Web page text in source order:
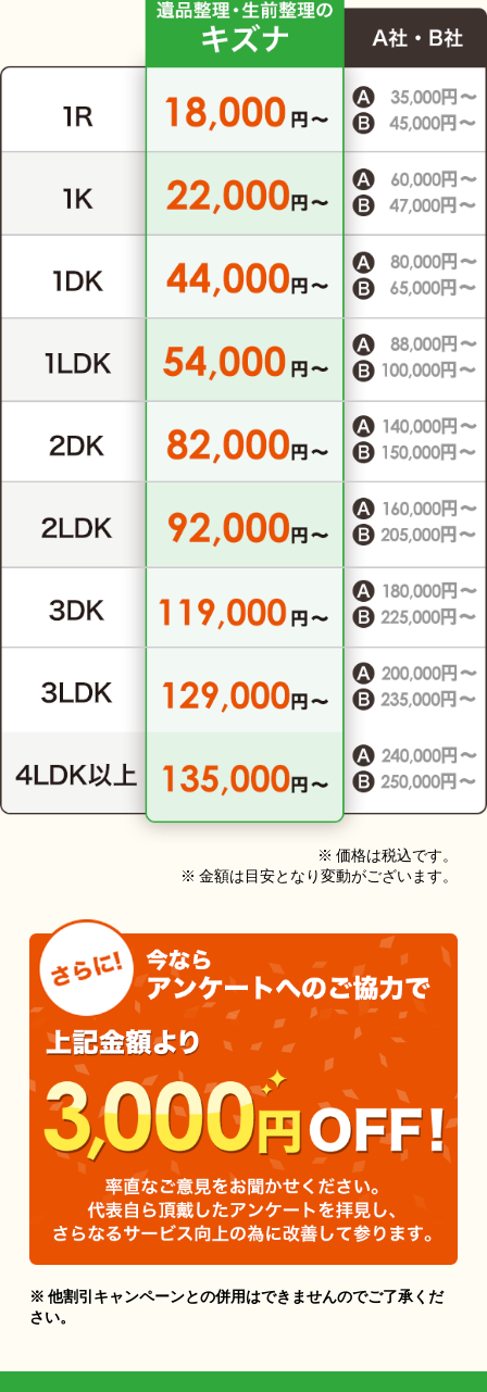
※ 価格は税込です。
※ 金額は目安となり変動がございます。
※ 他割引キャンペーンとの併用はできませんのでご了承くだ
さい。